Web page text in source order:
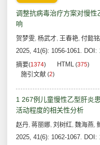
调整抗病毒治疗方案对慢
响
贺梦雯, 杨武才, 王春艳, 付懿铭
2025, 41(6): 1056-1061. DOI:
摘要(1374) HTML (375)
施引文献 (2)
1 267例儿童慢性乙型肝炎
活动程度的相关性分析
赵丹, 蒋丽娜, 刘树红, 魏海燕,
2025, 41(6): 1062-1067. DOI: